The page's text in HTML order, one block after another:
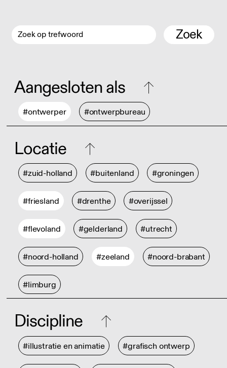
Zoek
Aangesloten als
#ontwerper #ontwerpbureau
Locatie
#zuid-holland #buitenland #groningen
#friesland #drenthe #overijssel
#flevoland #gelderland #utrecht
#noord-holland #zeeland #noord-brabant
#limburg
Discipline
#illustratie en animatie #grafisch ontwerp